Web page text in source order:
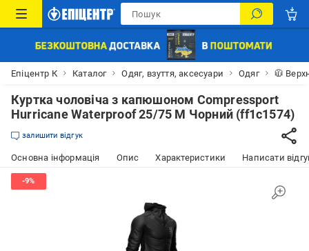
Епіцентр К Каталог Одяг, взуття, аксесуари Одяг 🧥
Куртка чоловіча з капюшоном Compressport
Hurricane Waterproof 25/75 М Чорний (ff1c1574)
залишити відгук
Основна інформація Опис Характеристики Написати